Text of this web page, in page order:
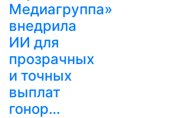
Медиагруппа»
внедрила
ИИ для
прозрачных
и точных
выплат
гонор…